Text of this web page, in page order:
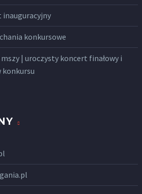
inauguracyjny
konkursowe
mszy | uroczysty koncert finałowy i
konkursu